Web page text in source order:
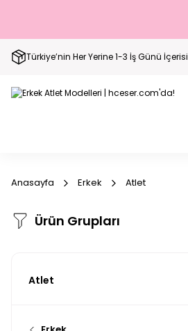
Türkiye’nin Her Yerine 1-3 İş Günü
Anasayfa Erkek Atlet
Ürün Grupları
Atlet